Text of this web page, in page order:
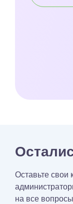
Оставьте свои
на все